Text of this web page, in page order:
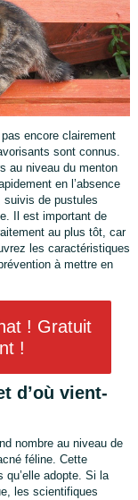
encore clairement
sont connus.
au niveau du menton
en l’absence
suivis de pustules
Il est important de
au plus tôt, car
les caractéristiques
à mettre en
! Gratuit
!
d’où vient-
nombre au niveau de
féline. Cette
adopte. Si la
les scientifiques